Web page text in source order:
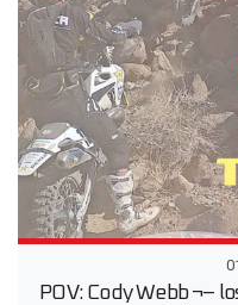
POV: Cody Webb ¬–